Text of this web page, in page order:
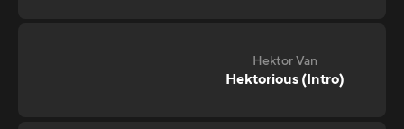
Hektor Van
Hektorious (Intro)